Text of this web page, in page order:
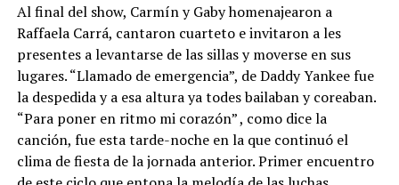
Al final del show, Carmín y Gaby homenajearon a
Raffaela Carrá, cantaron cuarteto e invitaron a les
presentes a levantarse de las sillas y moverse en sus
lugares. “Llamado de emergencia”, de Daddy Yankee fue
la despedida y a esa altura ya todes bailaban y coreaban.
“Para poner en ritmo mi corazón” , como dice la
canción, fue esta tarde-noche en la que continuó el
clima de fiesta de la jornada anterior. Primer encuentro